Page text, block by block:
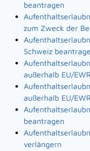
beantragen
zum Zweck der
Schweiz
außerhalb EU/
außerhalb EU/
beantragen
verlängern